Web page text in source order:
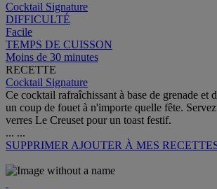
Cocktail Signature
DIFFICULTÉ
Facile
TEMPS DE CUISSON
Moins de 30 minutes
RECETTE
Cocktail Signature
Ce cocktail rafraîchissant à base de grenade et
un coup de fouet à n'importe quelle fête.
verres Le Creuset pour un toast festif.
... ...
SUPPRIMER AJOUTER À MES